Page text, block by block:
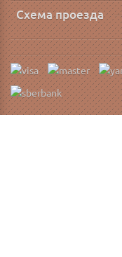
Схема проезда